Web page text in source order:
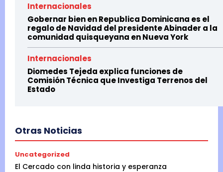
Internacionales
Gobernar bien en Republica Dominicana es el
regalo de Navidad del presidente Abinader a la
comunidad quisqueyana en Nueva York
Internacionales
Diomedes Tejeda explica funciones de
Comisión Técnica que Investiga Terrenos del
Estado
Otras Noticias
Uncategorized
El Cercado con linda historia y esperanza